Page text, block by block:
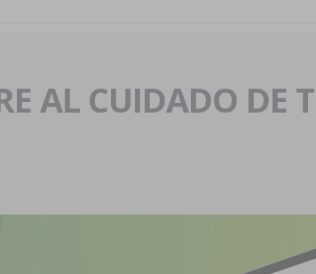
AL CUIDADO DE